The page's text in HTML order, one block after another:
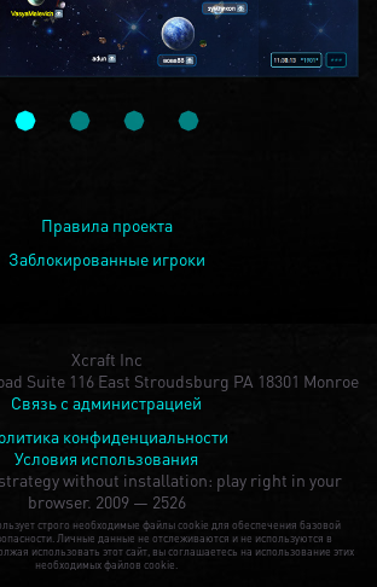
Правила проекта
Заблокированные игроки
Xcraft Inc
Suite 116 East Stroudsburg PA 18301 Monroe
Связь с администрацией
конфиденциальности
Условия использования
without installation: play right in your
browser. 2009 — 2526
строго необходимые файлы cookie для обеспечения базовой
Личные данные не отслеживаются и не используются в
использовать этот сайт, вы соглашаетесь на использование этих
необходимых файлов cookie.